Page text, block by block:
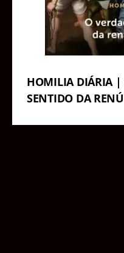
HOMILIA DIÁRIA |
SENTIDO DA